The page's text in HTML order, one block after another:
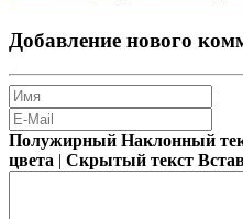
Добавление нового
Полужирный Наклонный
цвета | Скрытый текст